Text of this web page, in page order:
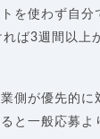
を使わず自分
ば3週間以上
側が優先的に
と一般応募よ